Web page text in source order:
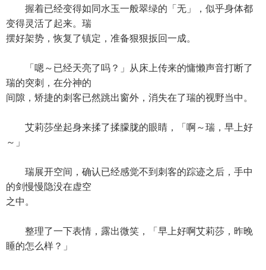
握着已经变得如同水玉一般翠绿的「无」，似乎身体都
变得灵活了起来。瑞
摆好架势，恢复了镇定，准备狠狠扳回一成。
「嗯～已经天亮了吗？」从床上传来的慵懒声音打断了
瑞的突刺，在分神的
间隙，矫捷的刺客已然跳出窗外，消失在了瑞的视野当中。
艾莉莎坐起身来揉了揉朦胧的眼睛，「啊～瑞，早上好
～」
瑞展开空间，确认已经感觉不到刺客的踪迹之后，手中
的剑慢慢隐没在虚空
之中。
整理了一下表情，露出微笑，「早上好啊艾莉莎，昨晚
睡的怎么样？」